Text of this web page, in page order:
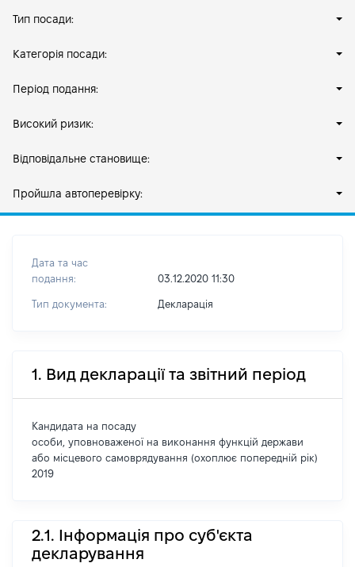
Тип посади:
Категорія посади:
Період подання:
Високий ризик:
Відповідальне становище:
Пройшла автоперевірку:
Дата та час
подання:
03.12.2020 11:30
Тип документа: Декларація
1. Вид декларації та звітний період
Кандидата на посаду
особи, уповноваженої на виконання функцій держави
або місцевого самоврядування (охоплює попередній рік)
2019
2.1. Інформація про суб'єкта
декларування